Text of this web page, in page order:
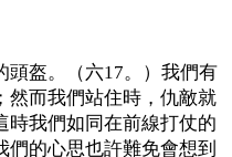
頭盔。（六17。）我們有
然而我們站住時，仇敵就
時我們如同在前線打仗的
的心思也許難免會想到